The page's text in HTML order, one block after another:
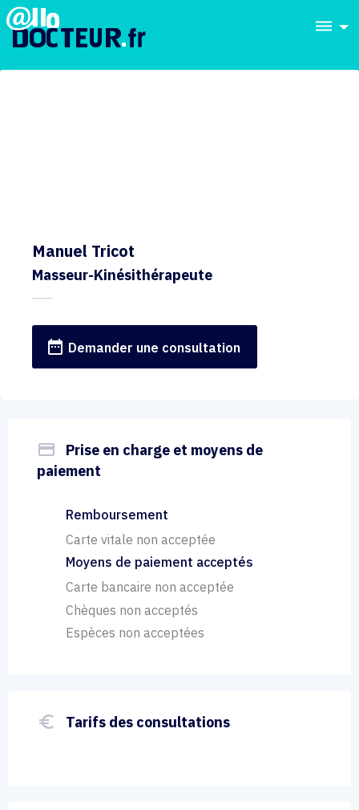
dehaze
Manuel Tricot
Masseur-Kinésithérapeute
date_range Demander une consultation
payment
Prise en charge et moyens de
paiement
Remboursement
Carte vitale non acceptée
Moyens de paiement acceptés
Carte bancaire non acceptée
Chèques non acceptés
Espèces non acceptées
euro_symbol Tarifs des consultations